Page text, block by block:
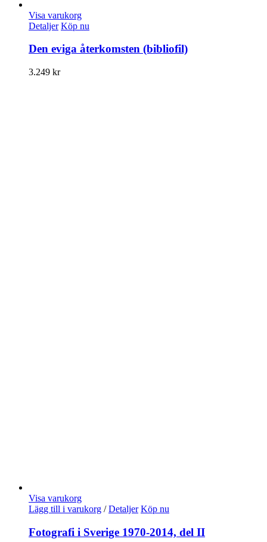
Visa varukorg
Detaljer Köp nu
Den eviga återkomsten (bibliofil)
3.249 kr
Visa varukorg
Lägg till i varukorg / Detaljer Köp nu
Fotografi i Sverige 1970-2014, del II